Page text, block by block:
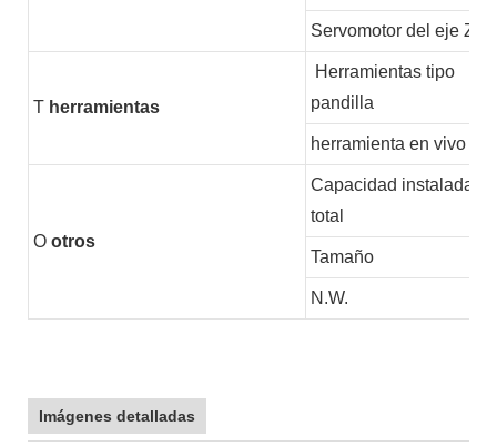
Servomotor del eje Z
T herramientas
Herramientas tipo
pandilla
herramienta en vivo
O otros
Capacidad instalada
total
Tamaño
N.W.
Imágenes detalladas